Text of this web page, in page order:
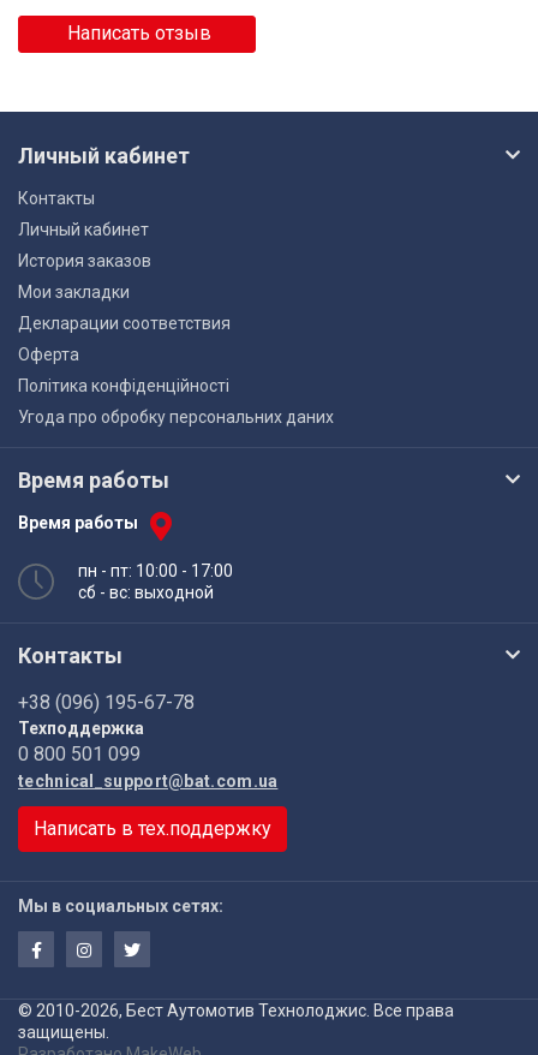
Написать отзыв
Личный кабинет
Контакты
Личный кабинет
История заказов
Мои закладки
Декларации соответствия
Оферта
Політика конфіденційності
Угода про обробку персональних даних
Время работы
Время работы
пн - пт: 10:00 - 17:00
сб - вс: выходной
Контакты
+38 (096) 195-67-78
Техподдержка
0 800 501 099
technical_support@bat.com.ua
Написать в тех.поддержку
Мы в социальных сетях:
© 2010-2026, Бест Аутомотив Технолоджис. Все права
защищены.